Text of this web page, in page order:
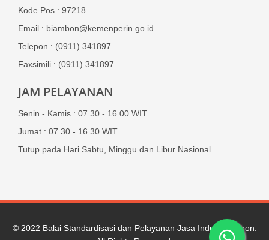
Kode Pos : 97218
Email : biambon@kemenperin.go.id
Telepon : (0911) 341897
Faxsimili : (0911) 341897
JAM PELAYANAN
Senin - Kamis : 07.30 - 16.00 WIT
Jumat : 07.30 - 16.30 WIT
Tutup pada Hari Sabtu, Minggu dan Libur Nasional
© 2022 Balai Standardisasi dan Pelayanan Jasa Industri Ambon.